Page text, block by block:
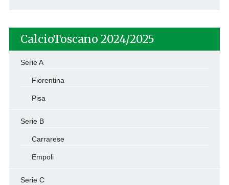
CalcioToscano 2024/2025
Serie A
Fiorentina
Pisa
Serie B
Carrarese
Empoli
Serie C